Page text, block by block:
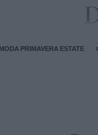
MODA PRIMAVERA ESTATE